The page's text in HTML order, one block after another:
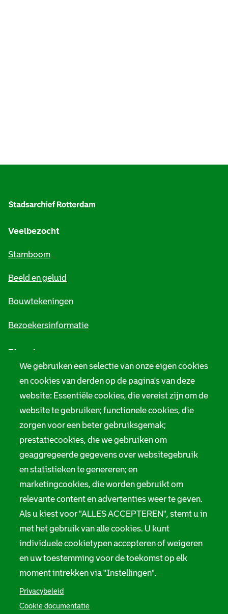
We gebruiken een selectie van onze eigen cookies
en cookies van derden op de pagina's van deze
website: Essentiële cookies, die vereist zijn om de
website te gebruiken; functionele cookies, die
zorgen voor een beter gebruiksgemak;
prestatiecookies, die we gebruiken om
geaggregeerde gegevens over websitegebruik
en statistieken te genereren; en
marketingcookies, die worden gebruikt om
relevante content en advertenties weer te geven.
Als u kiest voor "ALLES ACCEPTEREN", stemt u in
met het gebruik van alle cookies. U kunt
individuele cookietypen accepteren of weigeren
en uw toestemming voor de toekomst op elk
moment intrekken via "Instellingen".
Privacybeleid
Cookie documentatie
Veelbezocht
Stamboom
Beeld en geluid
Bouwtekeningen
Bezoekersinformatie
Zie ook
Privacy
Digitale toegankelijkheid
Servicenormen
Melding taalgebruik
Suggesties en opmerkingen
Stadsarchief Rotterdam
Hofdijk 651, 3032 CG Rotterdam
Postbus 71, 3000 AB Rotterdam
TEL: 010 267 55 55